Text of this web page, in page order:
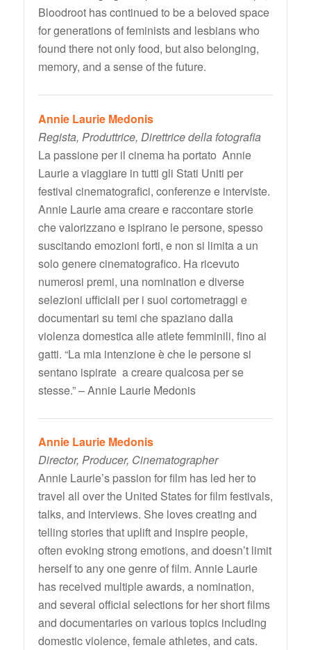
Bloodroot has continued to be a beloved space
for generations of feminists and lesbians who
found there not only food, but also belonging,
memory, and a sense of the future.
Annie Laurie Medonis
Regista, Produttrice, Direttrice della fotografia
La passione per il cinema ha portato Annie
Laurie a viaggiare in tutti gli Stati Uniti per
festival cinematografici, conferenze e interviste.
Annie Laurie ama creare e raccontare storie
che valorizzano e ispirano le persone, spesso
suscitando emozioni forti, e non si limita a un
solo genere cinematografico. Ha ricevuto
numerosi premi, una nomination e diverse
selezioni ufficiali per i suoi cortometraggi e
documentari su temi che spaziano dalla
violenza domestica alle atlete femminili, fino ai
gatti. “La mia intenzione è che le persone si
sentano ispirate a creare qualcosa per se
stesse.” – Annie Laurie Medonis
Annie Laurie Medonis
Director, Producer, Cinematographer
Annie Laurie’s passion for film has led her to
travel all over the United States for film festivals,
talks, and interviews. She loves creating and
telling stories that uplift and inspire people,
often evoking strong emotions, and doesn’t limit
herself to any one genre of film. Annie Laurie
has received multiple awards, a nomination,
and several official selections for her short films
and documentaries on various topics including
domestic violence, female athletes, and cats.